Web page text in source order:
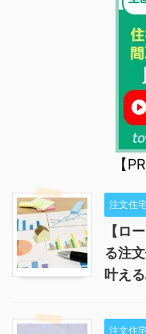
【
注文住
【ロ
る注
叶え
注文住